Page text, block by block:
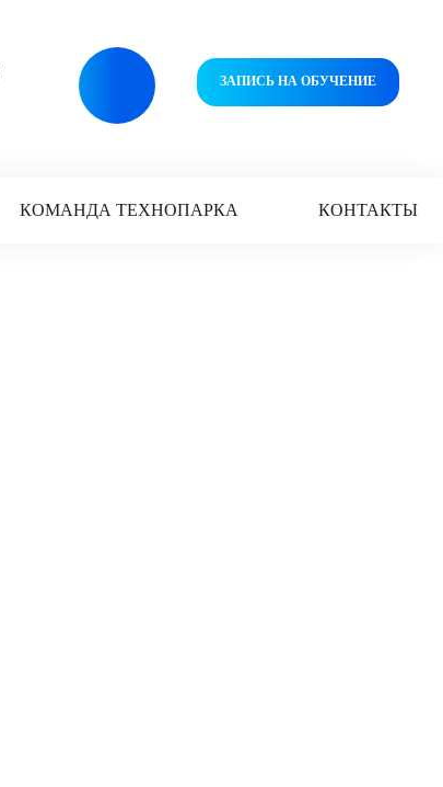
для
слабовидящих
ЗАПИСЬ НА ОБУЧЕНИЕ
КОМАНДА ТЕХНОПАРКА КОНТАКТЫ